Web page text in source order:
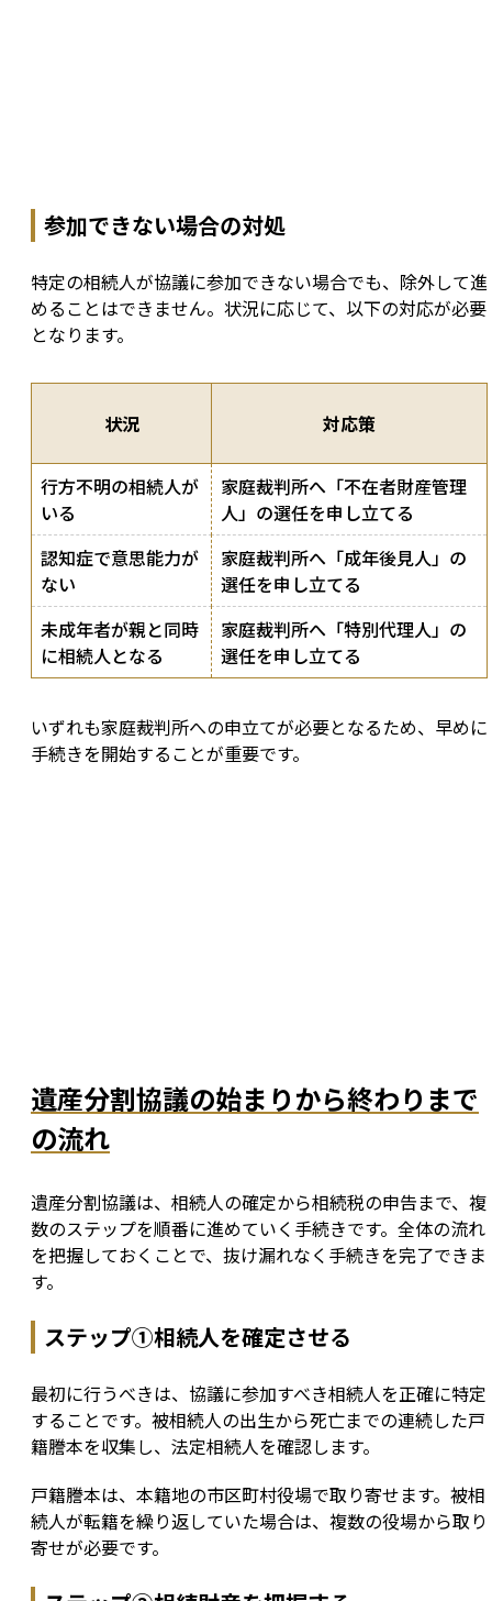
参加できない場合の対処
特定の相続人が協議に参加できない場合でも、除外して進
めることはできません。状況に応じて、以下の対応が必要
となります。
状況 対応策
行方不明の相続人が
いる
家庭裁判所へ「不在者財産管理
人」の選任を申し立てる
認知症で意思能力が
ない
家庭裁判所へ「成年後見人」の
選任を申し立てる
未成年者が親と同時
に相続人となる
家庭裁判所へ「特別代理人」の
選任を申し立てる
いずれも家庭裁判所への申立てが必要となるため、早めに
手続きを開始することが重要です。
遺産分割協議の始まりから終わりまで
の流れ
遺産分割協議は、相続人の確定から相続税の申告まで、複
数のステップを順番に進めていく手続きです。全体の流れ
を把握しておくことで、抜け漏れなく手続きを完了できま
す。
ステップ①相続人を確定させる
最初に行うべきは、協議に参加すべき相続人を正確に特定
することです。被相続人の出生から死亡までの連続した戸
籍謄本を収集し、法定相続人を確認します。
戸籍謄本は、本籍地の市区町村役場で取り寄せます。被相
続人が転籍を繰り返していた場合は、複数の役場から取り
寄せが必要です。